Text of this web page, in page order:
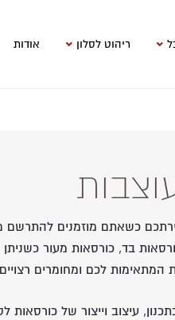
ריהוט לסלון אודות
כשאתם מוזמנים להתרשם
בד, כורסאות מעור כשניתן
לכם ומחומרים
עיצוב וייצור של כורסאות